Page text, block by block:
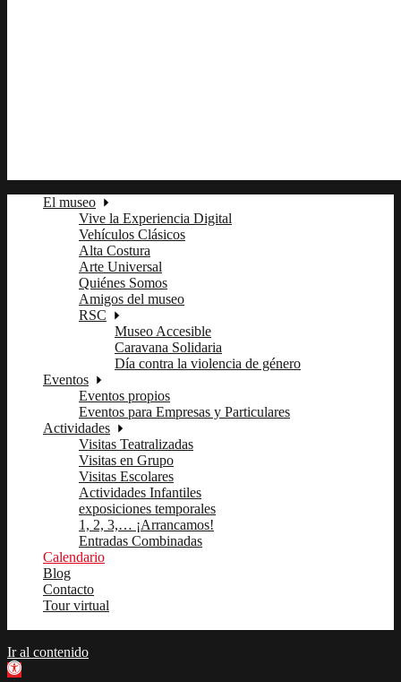
El museo
Vive la Experiencia Digital
Vehículos Clásicos
Alta Costura
Arte Universal
Quiénes Somos
Amigos del museo
RSC
Museo Accesible
Caravana Solidaria
Día contra la violencia de género
Eventos
Eventos propios
Eventos para Empresas y Particulares
Actividades
Visitas Teatralizadas
Visitas en Grupo
Visitas Escolares
Actividades Infantiles
exposiciones temporales
1, 2, 3,… ¡Arrancamos!
Entradas Combinadas
Calendario
Blog
Contacto
Tour virtual
Ir al contenido
Abrir barra de herramientas